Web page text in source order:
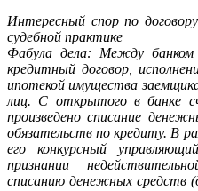
Интересный спор по
судебной практике
Фабула дела: Между банком
кредитный договор,
ипотекой имущества
лиц. С открытого в банке
произведено списание
обязательств по кредиту. В
его конкурсный
признании
списанию денежных средств